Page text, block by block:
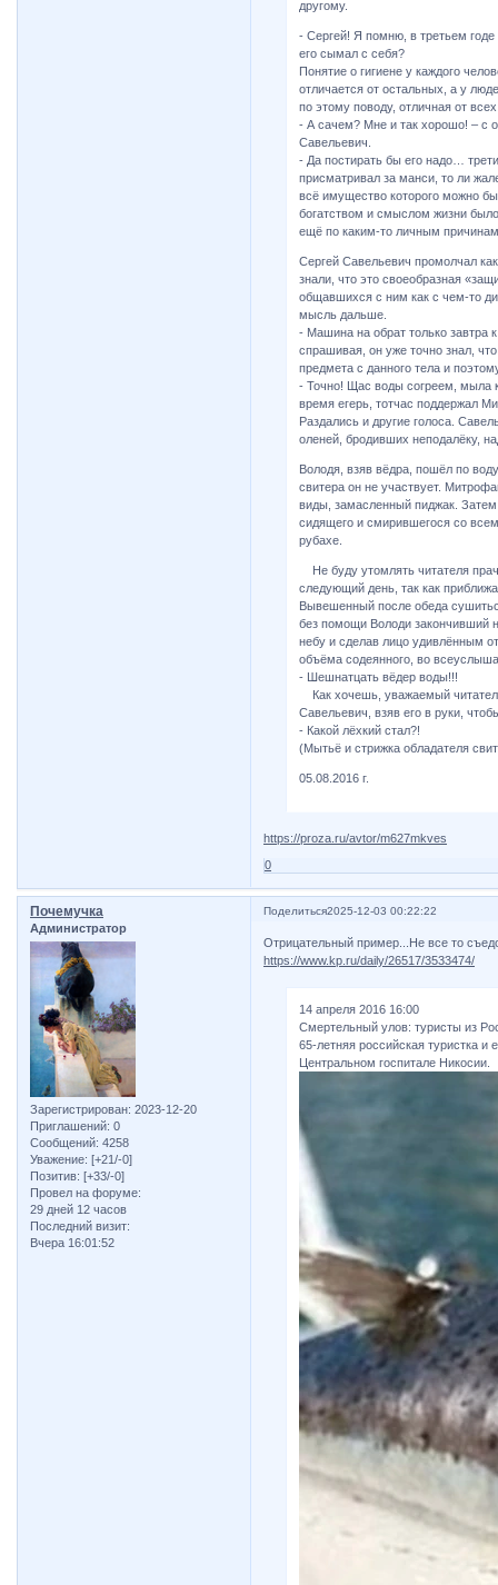
другому.
- Сергей! Я помню, в третьем
его сымал с себя?
Понятие о гигиене у каждого
отличается от остальных, а у
по этому поводу, отличная от
- А сачем? Мне и так хорошо! – с
Савельевич.
- Да постирать бы его надо…
присматривал за манси, то ли
всё имущество которого можно
богатством и смыслом жизни
ещё по каким-то личным
Сергей Савельевич промолчал
знали, что это своеобразная
общавшихся с ним как с чем-то
мысль дальше.
- Машина на обрат только завтра
спрашивая, он уже точно знал,
предмета с данного тела и
- Точно! Щас воды согреем, мыла
время егерь, тотчас поддержал
Раздались и другие голоса.
оленей, бродивших неподалёку,
Володя, взяв вёдра, пошёл по
свитера он не участвует.
виды, замасленный пиджак. Затем
сидящего и смирившегося со
рубахе.
Не буду утомлять читателя
следующий день, так как
Вывешенный после обеда
без помощи Володи закончивший
небу и сделав лицо удивлённым
объёма содеянного, во
- Шешнатцать вёдер воды!!!
Как хочешь, уважаемый
Савельевич, взяв его в руки,
- Какой лёхкий стал?!
(Мытьё и стрижка обладателя
05.08.2016 г.
https://proza.ru/avtor/m627mkves
0
Поделиться2025-12-03 00:22:22
Почемучка
Администратор
Зарегистрирован: 2023-12-20
Приглашений: 0
Сообщений: 4258
Уважение: [+21/-0]
Позитив: [+33/-0]
Провел на форуме:
29 дней 12 часов
Последний визит:
Вчера 16:01:52
Отрицательный пример...Не все то
https://www.kp.ru/daily/26517/3533474/
14 апреля 2016 16:00
Смертельный улов: туристы из
65-летняя российская туристка и
Центральном госпитале Никосии.